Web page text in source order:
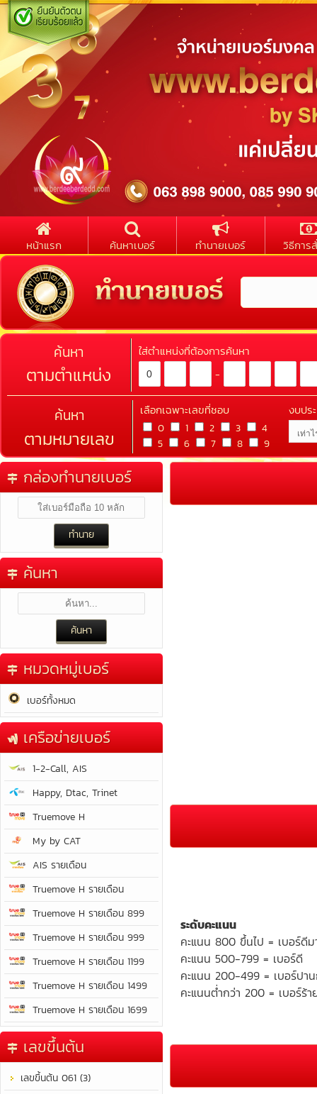
หน้าแรก ค้นหาเบอร์ ทำนายเบอร์ วิธีการ
ค้นหา
ตามตำแหน่ง
ใส่ตำแหน่งที่ต้องการค้นหา
-
ค้นหา
ตามหมายเลข
เลือกเฉพาะเลขที่ชอบ
0 1 2 3
4
5
6 7 8 9
งบปร
กล่องทำนายเบอร์
ค้นหา
หมวดหมู่เบอร์
เบอร์ทั้งหมด
เครือข่ายเบอร์
1-2-Call, AIS
Happy, Dtac, Trinet
Truemove H
My by CAT
AIS รายเดือน
Truemove H รายเดือน
Truemove H รายเดือน 899
Truemove H รายเดือน 999
Truemove H รายเดือน 1199
Truemove H รายเดือน 1499
Truemove H รายเดือน 1699
เลขขึ้นต้น
เลขขึ้นต้น 061 (3)
ระดับคะแนน
คะแนน 800 ขึ้นไป = เบอร์ดี
คะแนน 500-799 = เบอร์ดี
คะแนน 200-499 = เบอร์ปา
คะแนนต่ำกว่า 200 = เบอร์ร้า